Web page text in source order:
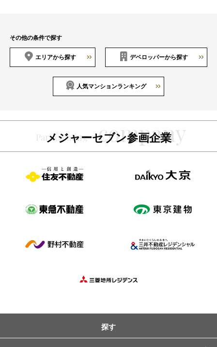
その他の条件で探す
エリアから探す デベロッパーから探す
人気マンションランキング
メジャーセブン参画企業
探す